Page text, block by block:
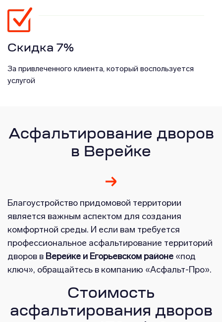
Скидка 7%
За привлеченного клиента, который воспользуется
услугой
Асфальтирование дворов
в Верейке
Благоустройство придомовой территории
является важным аспектом для создания
комфортной среды. И если вам требуется
профессиональное асфальтирование территорий
дворов в Верейке и Егорьевском районе «под
ключ», обращайтесь в компанию «Асфальт-Про».
Стоимость
асфальтирования дворов